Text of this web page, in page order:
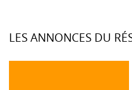
LES ANNONCES DU